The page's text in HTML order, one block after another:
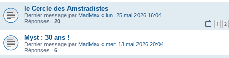
le Cercle des Amstradistes
Dernier message par MadMax « lun. 25 mai 2026 16:04
Réponses : 20 1 2
Myst : 30 ans !
Dernier message par MadMax « mer. 13 mai 2026 20:04
Réponses : 6